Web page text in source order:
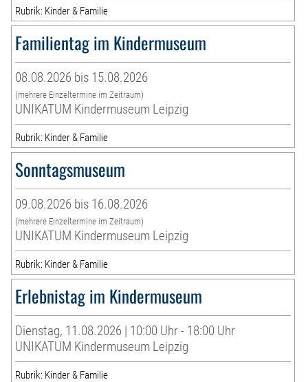
Rubrik: Kinder & Familie
Familientag im Kindermuseum
08.08.2026 bis 15.08.2026
(mehrere Einzeltermine im Zeitraum)
UNIKATUM Kindermuseum Leipzig
Rubrik: Kinder & Familie
Sonntagsmuseum
09.08.2026 bis 16.08.2026
(mehrere Einzeltermine im Zeitraum)
UNIKATUM Kindermuseum Leipzig
Rubrik: Kinder & Familie
Erlebnistag im Kindermuseum
Dienstag, 11.08.2026 | 10:00 Uhr - 18:00 Uhr
UNIKATUM Kindermuseum Leipzig
Rubrik: Kinder & Familie